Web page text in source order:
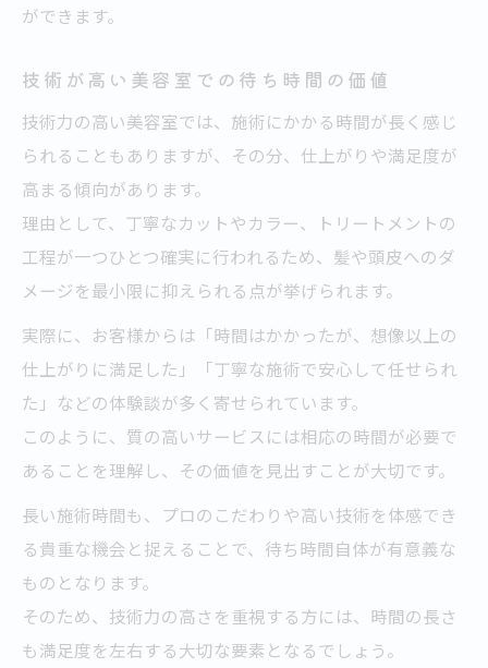
ができます。
技術が高い美容室での待ち時間の価値
技術力の高い美容室では、施術にかかる時間が長く感じ
られることもありますが、その分、仕上がりや満足度が
高まる傾向があります。
理由として、丁寧なカットやカラー、トリートメントの
工程が一つひとつ確実に行われるため、髪や頭皮へのダ
メージを最小限に抑えられる点が挙げられます。
実際に、お客様からは「時間はかかったが、想像以上の
仕上がりに満足した」「丁寧な施術で安心して任せられ
た」などの体験談が多く寄せられています。
このように、質の高いサービスには相応の時間が必要で
あることを理解し、その価値を見出すことが大切です。
長い施術時間も、プロのこだわりや高い技術を体感でき
る貴重な機会と捉えることで、待ち時間自体が有意義な
ものとなります。
そのため、技術力の高さを重視する方には、時間の長さ
も満足度を左右する大切な要素となるでしょう。